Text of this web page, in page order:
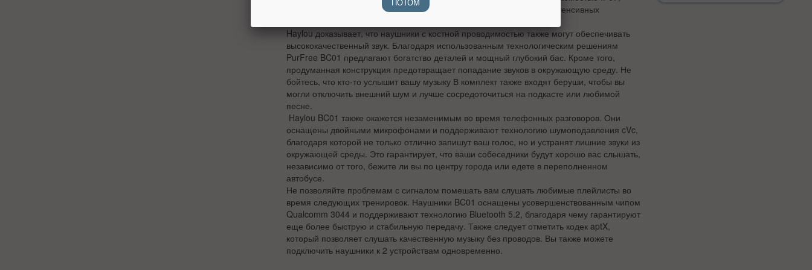
поэтому вы можете использовать их даже во время чрезвычайно интенсивных
Haylou доказывает, что наушники с костной проводимостью также могут обеспечивать
высококачественный звук. Благодаря использованным технологическим решениям
PurFree BC01 предлагают богатство деталей и мощный глубокий бас. Кроме того,
продуманная конструкция предотвращает попадание звуков в окружающую среду. Не
бойтесь, что кто-то услышит вашу музыку В комплект также входят беруши, чтобы вы
могли отключить внешний шум и лучше сосредоточиться на подкасте или любимой
песне.
Haylou BC01 также окажется незаменимым во время телефонных разговоров. Они
оснащены двойными микрофонами и поддерживают технологию шумоподавления cVc,
благодаря которой не только отлично запишут ваш голос, но и устранят лишние звуки из
окружающей среды. Это гарантирует, что ваши собеседники будут хорошо вас слышать,
независимо от того, бежите ли вы по центру города или едете в переполненном
автобусе.
Не позволяйте проблемам с сигналом помешать вам слушать любимые плейлисты во
время следующих тренировок. Наушники BC01 оснащены усовершенствованным чипом
Qualcomm 3044 и поддерживают технологию Bluetooth 5.2, благодаря чему гарантируют
еще более быструю и стабильную передачу. Также следует отметить кодек aptX,
который позволяет слушать качественную музыку без проводов. Вы также можете
подключить наушники к 2 устройствам одновременно.